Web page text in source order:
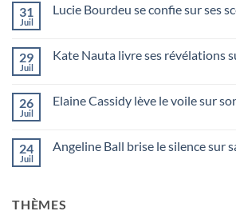
31
Juil
Lucie Bourdeu se confie sur ses
29
Juil
Kate Nauta livre ses révélations
26
Juil
Elaine Cassidy lève le voile sur
24
Juil
Angeline Ball brise le silence sur
THÈMES